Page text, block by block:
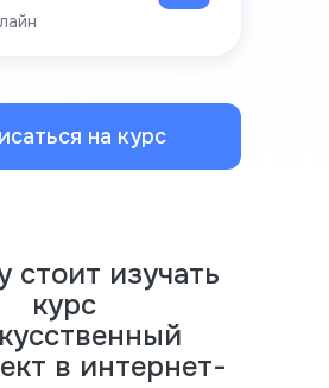
на курс
стоит изучать
курс
в интернет-